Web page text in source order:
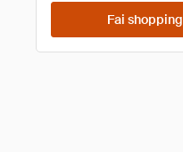
Fai shopping